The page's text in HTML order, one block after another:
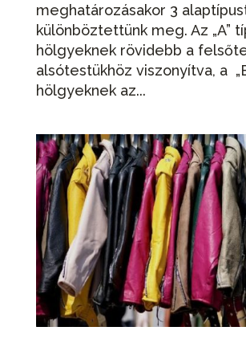
meghatározásakor 3
különböztettünk meg. Az „A”
hölgyeknek rövidebb a
alsótestükhöz viszonyítva, a
hölgyeknek az...